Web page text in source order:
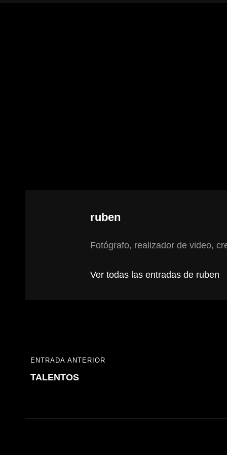
Autor:
ruben
Fotógrafo, realizador de video,
Ver todas las entradas de ruben
Navegación
de
ENTRADA
ANTERIOR
ENTRADA ANTERIOR
TALENTOS